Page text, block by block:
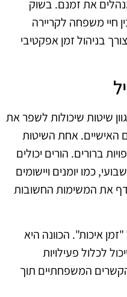
את זמנם. בשוק
חיי משפחה לקריירה
בניהול זמן אפקטיבי
שיטות שיכולות לשפר את
האישיים. אחת השיטות
ברורים. הורים יכולים
כמו יומנים ויישומים
את המשימות החשובות
איכות". הכוונה היא
לכלול פעילויות
המשפחתיים תוך